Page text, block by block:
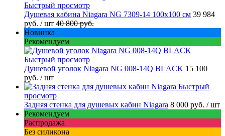
Быстрый просмотр
Душевая кабина Niagara NG 7309-14 100x100 см 39 984
руб. / шт 40 800 руб.
Новинка
Рекомендуем
Быстрый просмотр
Душевой уголок Niagara NG 008-14Q BLACK 15 100
руб. / шт
Быстрый
просмотр
Задняя стенка для душевых кабин Niagara 8 000 руб. / шт
Рекомендуем
Распродажа
Без силикона